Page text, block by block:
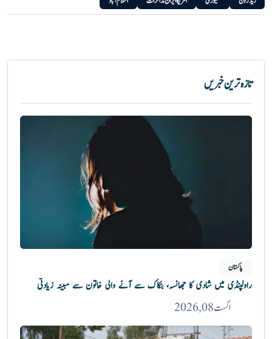
تازہ ترین خبریں
پاکستان
راولپنڈی میں شادی کا جھانسہ، بنکاک سے آنے والی خاتون سے مبینہ زیادتی
اگست 08, 2026